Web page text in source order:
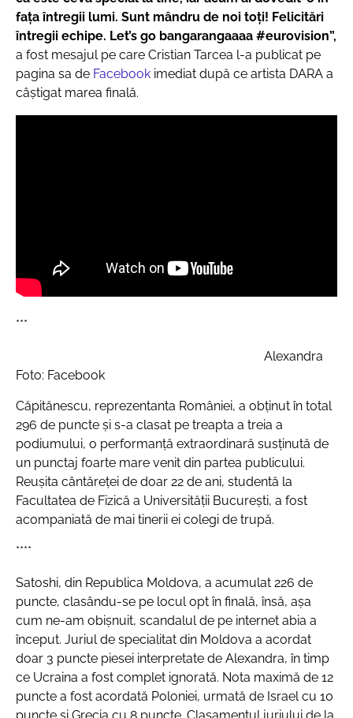
fața întregii lumi. Sunt mândru de noi toți! Felicitări
întregii echipe. Let’s go bangarangaaaa #eurovision”,
a fost mesajul pe care Cristian Tarcea l-a publicat pe
pagina sa de Facebook imediat după ce artista DARA a
câștigat marea finală.
***
Foto: Facebook
Alexandra
Căpitănescu, reprezentanta României, a obţinut în total
296 de puncte şi s-a clasat pe treapta a treia a
podiumului, o performanţă extraordinară susţinută de
un punctaj foarte mare venit din partea publicului.
Reuşita cântăreţei de doar 22 de ani, studentă la
Facultatea de Fizică a Universităţii Bucureşti, a fost
acompaniată de mai tinerii ei colegi de trupă.
****
Satoshi, din Republica Moldova, a acumulat 226 de
puncte, clasându-se pe locul opt în finală, însă, aşa
cum ne-am obişnuit, scandalul de pe internet abia a
început. Juriul de specialitat din Moldova a acordat
doar 3 puncte piesei interpretate de Alexandra, în timp
ce Ucraina a fost complet ignorată. Nota maximă de 12
puncte a fost acordată Poloniei, urmată de Israel cu 10
puncte și Grecia cu 8 puncte. Clasamentul juriului de la